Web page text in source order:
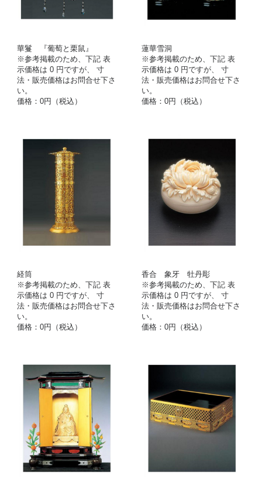
華鬘 『葡萄と栗鼠』
※参考掲載のため、下記 表
示価格は 0 円ですが、 寸
法・販売価格はお問合せ下さ
い。
価格：0円（税込）
蓮華雪洞
※参考掲載のため、下記 表
示価格は 0 円ですが、 寸
法・販売価格はお問合せ下さ
い。
価格：0円（税込）
経筒
※参考掲載のため、下記 表
示価格は 0 円ですが、 寸
法・販売価格はお問合せ下さ
い。
価格：0円（税込）
香合 象牙 牡丹彫
※参考掲載のため、下記 表
示価格は 0 円ですが、 寸
法・販売価格はお問合せ下さ
い。
価格：0円（税込）